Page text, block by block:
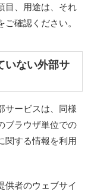
目、用途は、それ
確認ください。
いない外部サ
サービスは、同様
ブラウザ単位での
関する情報を利用
供者のウェブサイ